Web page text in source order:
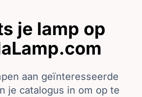
je lamp op
aan geïnteresseerde
je catalogus in om op te